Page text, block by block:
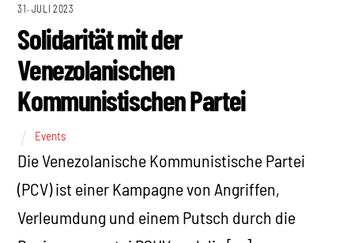
31. JULI 2023
Solidarität mit der
Venezolanischen
Kommunistischen Partei
Events
Die Venezolanische Kommunistische Partei
(PCV) ist einer Kampagne von Angriffen,
Verleumdung und einem Putsch durch die